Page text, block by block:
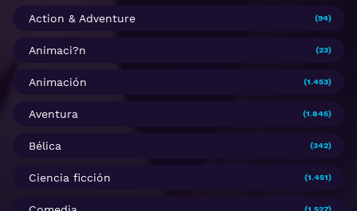
Action & Adventure (94)
Animaci?n (23)
Animación (1.453)
Aventura (1.845)
Bélica (342)
Ciencia ficción (1.451)